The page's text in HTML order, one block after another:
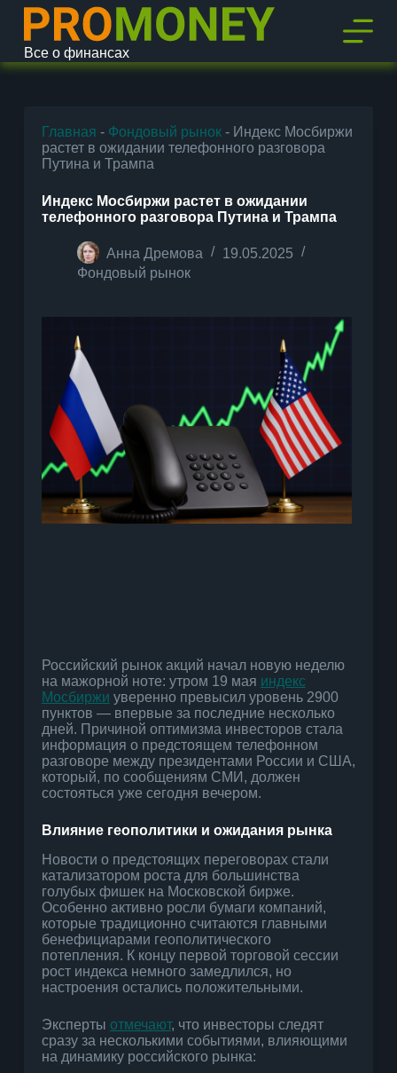
р
е
Все о финансах
Главная - Фондовый рынок- Индекс Мосбиржи
растет в ожидании телефонного разговора
Путина и Трампа
Индекс Мосбиржи растет в ожидании
телефонного разговора Путина и Трампа
Анна Дремова
19.05.2025
Фондовый рынок
Российский рынок акций начал новую неделю
на мажорной ноте: утром 19 мая индекс
Мосбиржи уверенно превысил уровень 2900
пунктов — впервые за последние несколько
дней. Причиной оптимизма инвесторов стала
информация о предстоящем телефонном
разговоре между президентами России и США,
который, по сообщениям СМИ, должен
состояться уже сегодня вечером.
Влияние геополитики и ожидания рынка
Новости о предстоящих переговорах стали
катализатором роста для большинства
голубых фишек на Московской бирже.
Особенно активно росли бумаги компаний,
которые традиционно считаются главными
бенефициарами геополитического
потепления. К концу первой торговой сессии
рост индекса немного замедлился, но
настроения остались положительными.
Эксперты отмечают, что инвесторы следят
сразу за несколькими событиями, влияющими
на динамику российского рынка: